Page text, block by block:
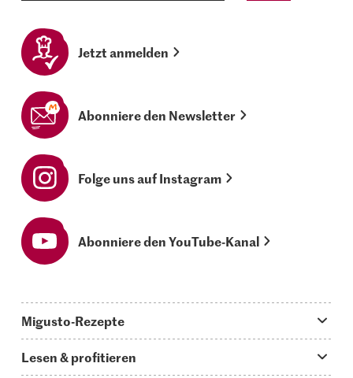
Jetzt anmelden
Abonniere den Newsletter
Folge uns auf Instagram
Abonniere den YouTube-Kanal
Migusto-Rezepte
Lesen & profitieren